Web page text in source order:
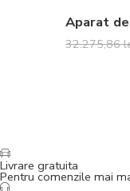
32.275,86
Livrare gratuita
Pentru comenzile mai